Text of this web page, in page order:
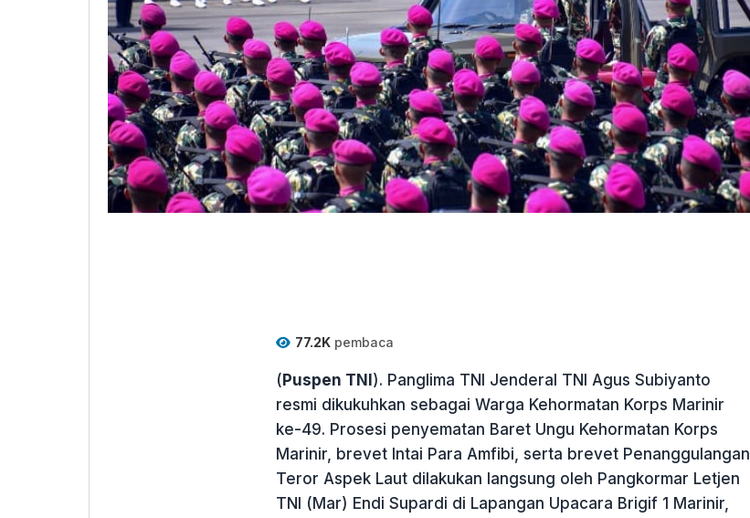
77.2Kpembaca
( Puspen TNI ). Panglima TNI Jenderal TNI Agus Subiyanto
resmi dikukuhkan sebagai Warga Kehormatan Korps Marinir
ke-49. Prosesi penyematan Baret Ungu Kehormatan Korps
Marinir, brevet Intai Para Amfibi, serta brevet Penanggulangan
Teror Aspek Laut dilakukan langsung oleh Pangkormar Letjen
TNI (Mar) Endi Supardi di Lapangan Upacara Brigif 1 Marinir,